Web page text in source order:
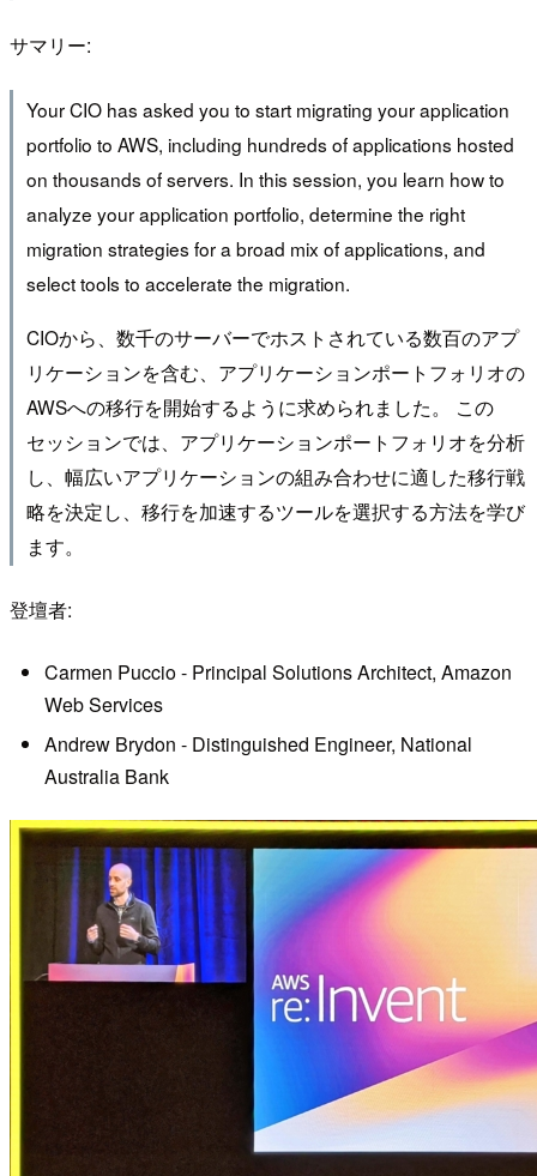
サマリー:
Your CIO has asked you to start migrating your application
portfolio to AWS, including hundreds of applications hosted
on thousands of servers. In this session, you learn how to
analyze your application portfolio, determine the right
migration strategies for a broad mix of applications, and
select tools to accelerate the migration.
CIOから、数千のサーバーでホストされている数百のアプ
リケーションを含む、アプリケーションポートフォリオの
AWSへの移行を開始するように求められました。 この
セッションでは、アプリケーションポートフォリオを分析
し、幅広いアプリケーションの組み合わせに適した移行戦
略を決定し、移行を加速するツールを選択する方法を学び
ます。
登壇者:
Carmen Puccio - Principal Solutions Architect, Amazon
Web Services
Andrew Brydon - Distinguished Engineer, National
Australia Bank